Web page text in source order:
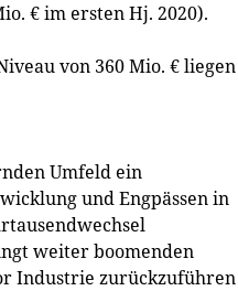
€ im ersten Hj. 2020).
von 360 Mio. € liegen
Umfeld ein
und Engpässen in
weiter boomenden
Industrie zurückzuführen